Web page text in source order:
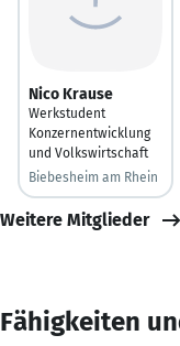
Nico Krause
Werkstudent
Konzernentwicklung
und Volkswirtschaft
Biebesheim am Rhein
Weitere Mitglieder
Fähigkeiten